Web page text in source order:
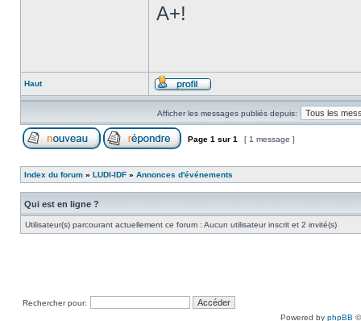
A+!
Haut
Afficher les messages publiés depuis:
Page 1 sur 1 [ 1 message ]
Index du forum » LUDI-IDF » Annonces d'événements
Qui est en ligne ?
Utilisateur(s) parcourant actuellement ce forum : Aucun utilisateur inscrit et 2 invité(s)
Rechercher pour:
Powered by phpBB